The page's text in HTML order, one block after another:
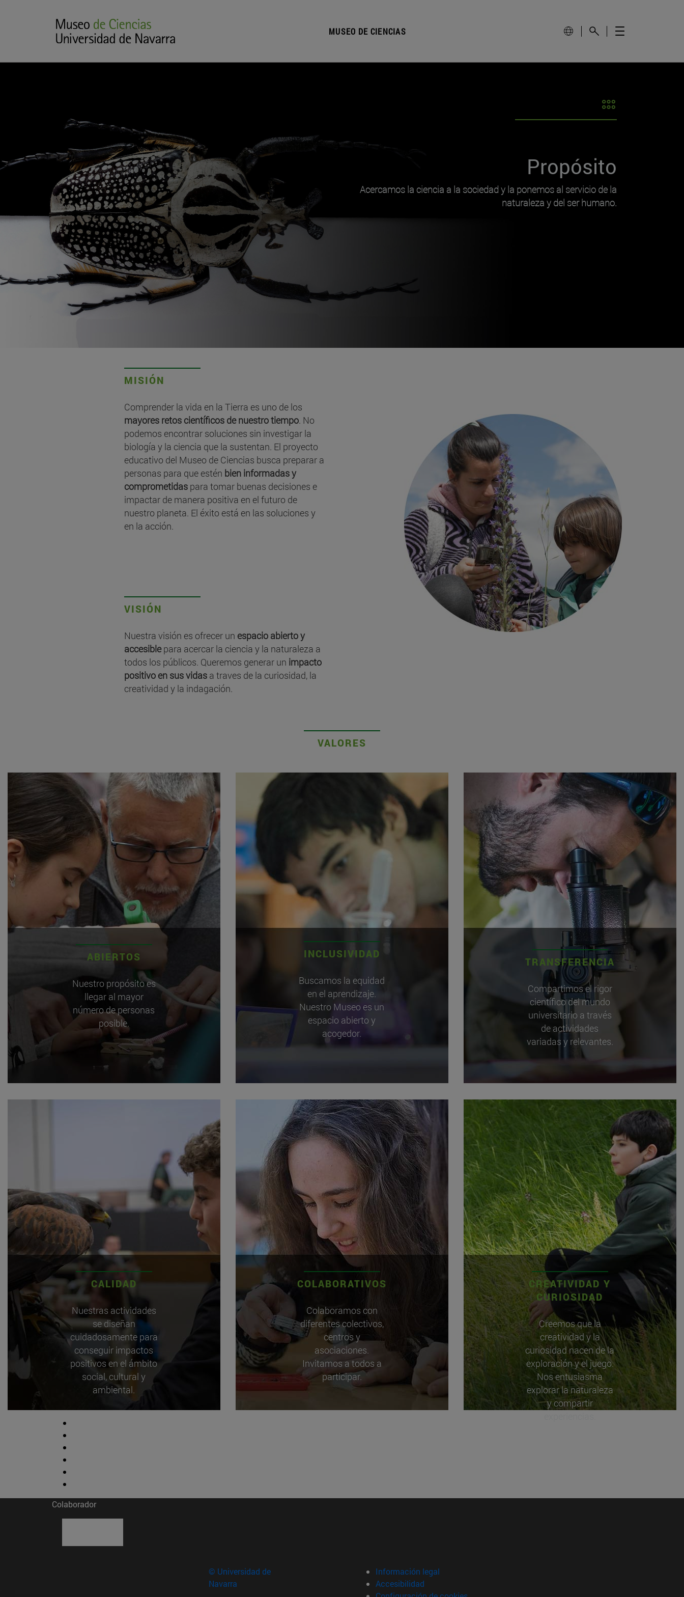
MUSEO DE CIENCIAS
Propósito
Acercamos la ciencia a la sociedad y la ponemos al servicio de la
naturaleza y del ser humano.
MISIÓN
Comprender la vida en la Tierra es uno de los
mayores retos científicos de nuestro tiempo. No
podemos encontrar soluciones sin investigar la
biología y la ciencia que la sustentan. El proyecto
educativo del Museo de Ciencias busca preparar a
personas para que estén bien informadas y
comprometidaspara tomar buenas decisiones e
impactar de manera positiva en el futuro de
nuestro planeta. El éxito está en las soluciones y
en la acción.
VISIÓN
Nuestra visión es ofrecer un espacio abierto y
accesiblepara acercar la ciencia y la naturaleza a
todos los públicos. Queremos generar un impacto
positivo en sus vidasa traves de la curiosidad, la
creatividad y la indagación.
VALORES
ABIERTOS
Nuestro propósito es
llegar al mayor
número de personas
posible.
INCLUSIVIDAD
Buscamos la equidad
en el aprendizaje.
Nuestro Museo es un
espacio abierto y
acogedor.
TRANSFERENCIA
Compartimos el rigor
científico del mundo
universitario a través
de actividades
variadas y relevantes.
CALIDAD
Nuestras actividades
se diseñan
cuidadosamente para
conseguir impactos
positivos en el ámbito
social, cultural y
ambiental.
COLABORATIVOS
Colaboramos con
diferentes colectivos,
centros y
asociaciones.
Invitamos a todos a
participar.
CREATIVIDAD Y
CURIOSIDAD
Creemos que la
creatividad y la
curiosidad nacen de la
exploración y el juego.
Nos entusiasma
explorar la naturaleza
y compartir
Colaborador
© Universidad de
Navarra
Información legal
Accesibilidad